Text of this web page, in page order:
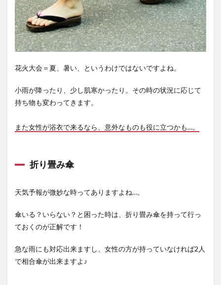
花火大会＝夏、暑い、というわけではないですよね。
小雨が降ったり、少し肌寒かったり。その時の状況に応じて
持ち物も変わってきます。
また女性が浴衣で来るなら、意外なものも役に立つかも…。
折り畳み傘
天気予報が微妙な時ってありますよね…。
傘いる？いらない？と困った時は、折り畳み傘を持って行っ
ておくのが正解です！
急な雨にも対応出来ますし、女性の方が持っていなければ2人
で相合傘が出来ますよ♪